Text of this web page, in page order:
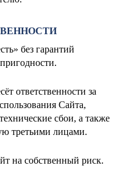
без гарантий
ответственности за
Сайта,
сбои, а также
третьими лицами.
на собственный риск.